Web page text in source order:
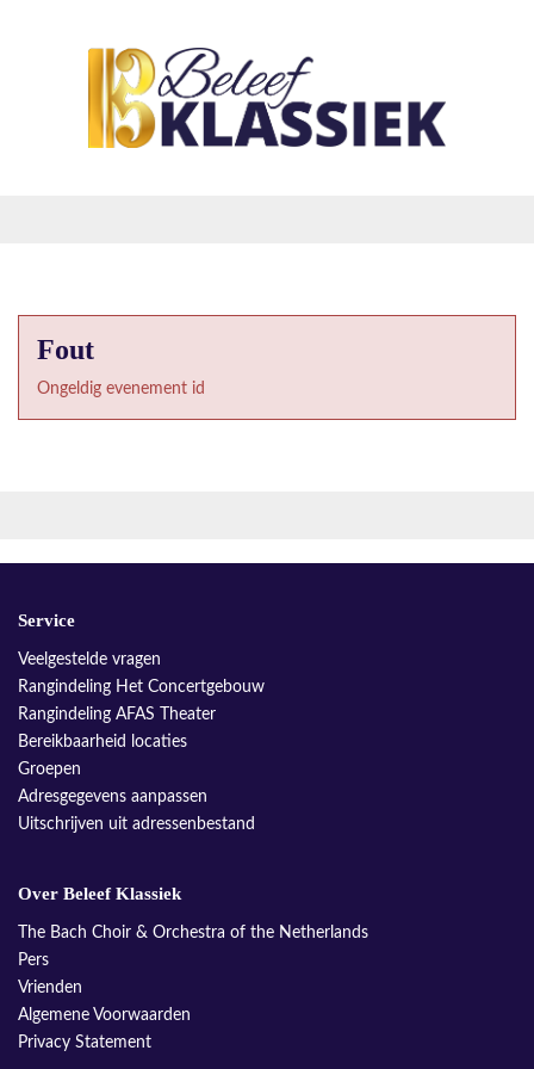
Fout
Ongeldig evenement id
Service
Veelgestelde vragen
Rangindeling Het Concertgebouw
Rangindeling AFAS Theater
Bereikbaarheid locaties
Groepen
Adresgegevens aanpassen
Uitschrijven uit adressenbestand
Over Beleef Klassiek
The Bach Choir & Orchestra of the Netherlands
Pers
Vrienden
Algemene Voorwaarden
Privacy Statement